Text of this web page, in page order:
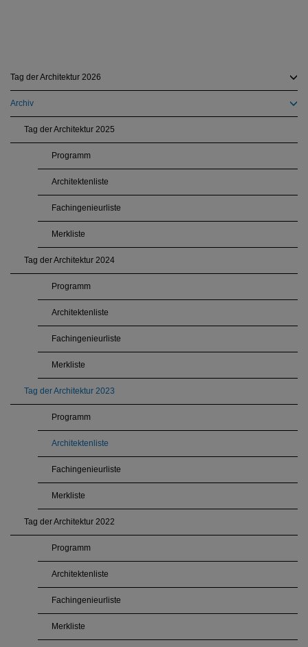
Tag der Architektur 2026
Archiv
Tag der Architektur 2025
Programm
Architektenliste
Fachingenieurliste
Merkliste
Tag der Architektur 2024
Programm
Architektenliste
Fachingenieurliste
Merkliste
Tag der Architektur 2023
Programm
Architektenliste
Fachingenieurliste
Merkliste
Tag der Architektur 2022
Programm
Architektenliste
Fachingenieurliste
Merkliste